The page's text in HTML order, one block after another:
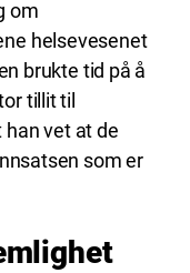
om
helsevesenet
brukte tid på å
tillit til
vet at de
som er